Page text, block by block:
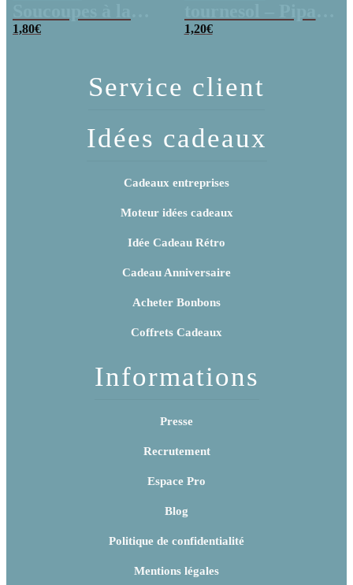
poudre (x20)
1,80€
x 3
1,20€
Service client
Idées cadeaux
Cadeaux entreprises
Moteur idées cadeaux
Idée Cadeau Rétro
Cadeau Anniversaire
Acheter Bonbons
Coffrets Cadeaux
Informations
Presse
Recrutement
Espace Pro
Blog
Politique de confidentialité
Mentions légales